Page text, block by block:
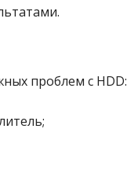
проблем с HDD: